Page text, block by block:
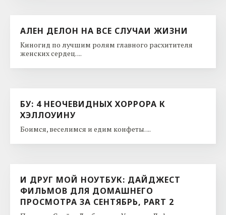
АЛЕН ДЕЛОН НА ВСЕ СЛУЧАИ ЖИЗНИ
Киногид по лучшим ролям главного расхитителя
женских сердец. ...
БУ: 4 НЕОЧЕВИДНЫХ ХОРРОРА К
ХЭЛЛОУИНУ
Боимся, веселимся и едим конфеты. ...
И ДРУГ МОЙ НОУТБУК: ДАЙДЖЕСТ
ФИЛЬМОВ ДЛЯ ДОМАШНЕГО
ПРОСМОТРА ЗА СЕНТЯБРЬ, PART 2